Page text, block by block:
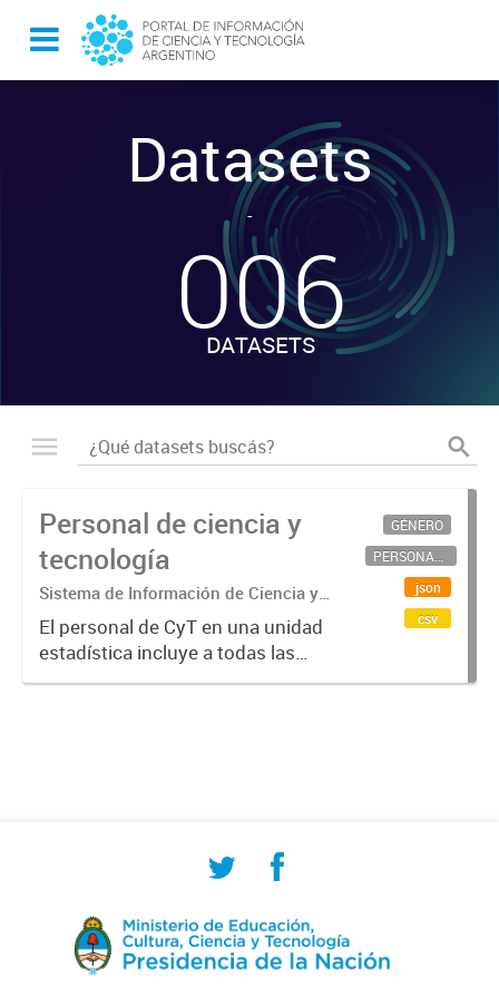
Datasets
-
006
DATASETS
Personal de ciencia y
tecnología
Sistema de Información de Ciencia y
Tecnología Argentino (SICYTAR)
El personal de CyT en una unidad
estadística incluye a todas las
personas involucradas
GÉNERO
PERSONAL CIENTÍFICO-TECNOLÓGICO
json
csv